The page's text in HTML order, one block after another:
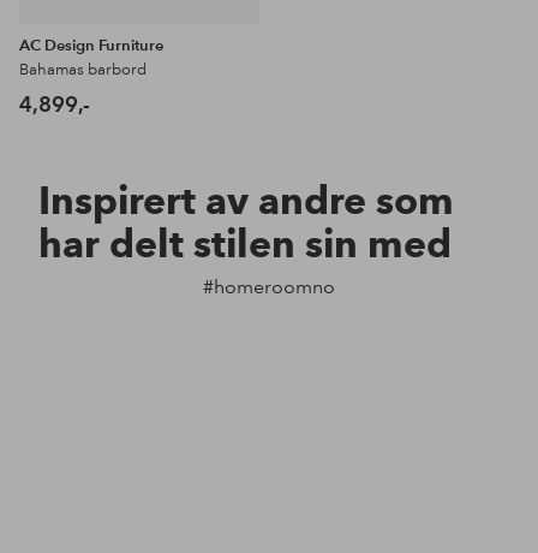
AC Design Furniture
Bahamas barbord
4,899,-
Inspirert av andre som
har delt stilen sin med
#homeroomno